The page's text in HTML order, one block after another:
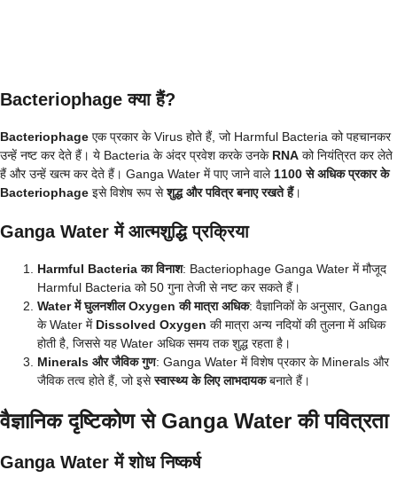
Bacteriophage क्या हैं?
Bacteriophage एक प्रकार के Virus होते हैं, जो Harmful Bacteria को पहचानकर
उन्हें नष्ट कर देते हैं। ये Bacteria के अंदर प्रवेश करके उनके RNA को नियंत्रित कर लेते
हैं और उन्हें खत्म कर देते हैं। Ganga Water में पाए जाने वाले1100 से अधिक प्रकार के
Bacteriophage इसे विशेष रूप सेशुद्ध और पवित्र बनाए रखते हैं।
Ganga Water में आत्मशुद्धि प्रक्रिया
Harmful Bacteria का विनाश: Bacteriophage Ganga Water में मौजूद
Harmful Bacteria को 50 गुना तेजी से नष्ट कर सकते हैं।
Water में घुलनशील Oxygen की मात्रा अधिक: वैज्ञानिकों के अनुसार, Ganga
के Water में Dissolved Oxygen की मात्रा अन्य नदियों की तुलना में अधिक
होती है, जिससे यह Water अधिक समय तक शुद्ध रहता है।
Minerals और जैविक गुण: Ganga Water में विशेष प्रकार के Minerals और
जैविक तत्व होते हैं, जो इसेस्वास्थ्य के लिए लाभदायकबनाते हैं।
वैज्ञानिक दृष्टिकोण से Ganga Water की पवित्रता
Ganga Water में शोध निष्कर्ष